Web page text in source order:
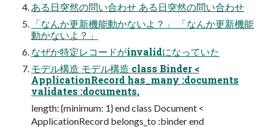
ある日突然の問い合わせ ある日突然の問い合わせ
「なんか更新機能動かないよ？」 「なんか更新機能
動かないよ？」
なぜか特定レコードがinvalidになっていた
モデル構造 モデル構造 class Binder <
ApplicationRecord has_many :documents
validates :documents,
length: {minimum: 1} end class Document <
ApplicationRecord belongs_to :binder end